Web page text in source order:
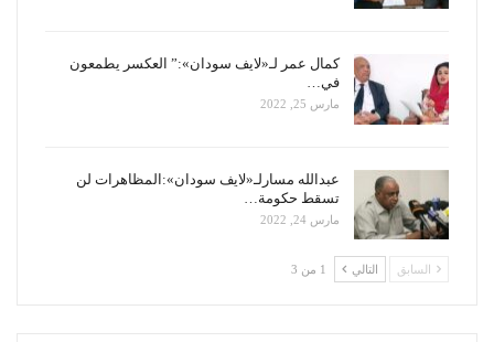
كمال عمر لـ«لايف سودان»:” العكسر يطمعون
في…
مارس 25, 2022
عبدالله مسارلـ«لايف سودان»:المظاهرات لن
تسقط حكومة…
مارس 24, 2022
السابق التالي 1 من 3